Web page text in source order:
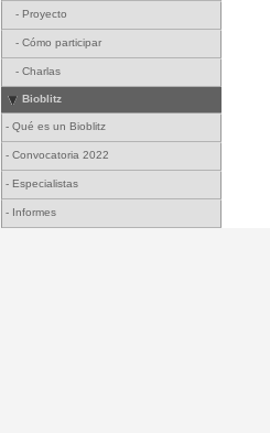
- Proyecto
- Cómo participar
- Charlas
Bioblitz
- Qué es un Bioblitz
- Convocatoria 2022
- Especialistas
- Informes